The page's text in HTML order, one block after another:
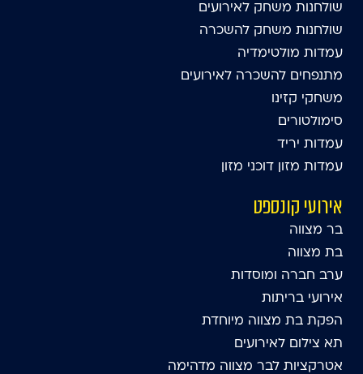
שולחנות משחק לאירועים
שולחנות משחק להשכרה
עמדות מולטימדיה
מתנפחים להשכרה לאירועים
משחקי קזינו
סימולטורים
עמדות יריד
עמדות מזון דוכני מזון
אירועי קונספט
בר מצווה
בת מצווה
ערב חברה ומוסדות
אירועי בריתות
הפקת בת מצווה מיוחדת
תא צילום לאירועים
אטרקציות לבר מצווה מדהימה